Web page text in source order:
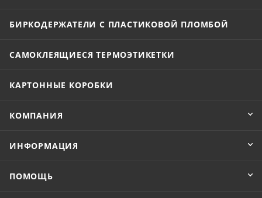
БИРКОДЕРЖАТЕЛИ С ПЛАСТИКОВОЙ ПЛОМБОЙ
САМОКЛЕЯЩИЕСЯ ТЕРМОЭТИКЕТКИ
КАРТОННЫЕ КОРОБКИ
КОМПАНИЯ
ИНФОРМАЦИЯ
ПОМОЩЬ